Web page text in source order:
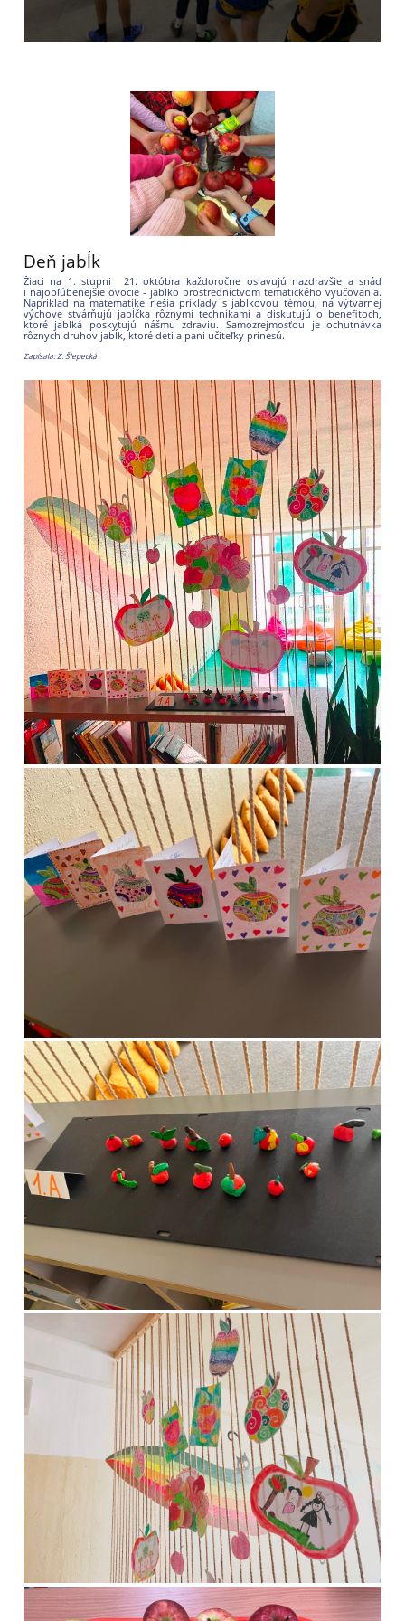
Deň jabĺk
Žiaci na 1. stupni 21. októbra každoročne oslavujú nazdravšie a snáď
i najobľúbenejšie ovocie - jablko prostredníctvom tematického vyučovania.
Napríklad na matematike riešia príklady s jablkovou témou, na výtvarnej
výchove stvárňujú jabĺčka rôznymi technikami a diskutujú o benefitoch,
ktoré jablká poskytujú nášmu zdraviu. Samozrejmosťou je ochutnávka
rôznych druhov jabĺk, ktoré deti a pani učiteľky prinesú.
Zapísala: Z. Šlepecká